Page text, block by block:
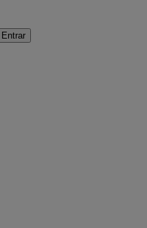
Entrar